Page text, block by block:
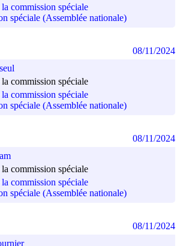
commission spéciale
spéciale (Assemblée nationale)
commission spéciale
commission spéciale
spéciale (Assemblée nationale)
08/11/2024
commission spéciale
commission spéciale
spéciale (Assemblée nationale)
08/11/2024
08/11/2024